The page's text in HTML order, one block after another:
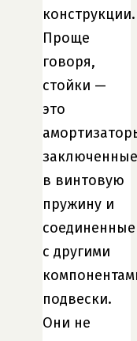
конструкции.
Проще
говоря,
стойки —
это
заключенные
в винтовую
пружину и
соединенные
с другими
подвески.
Они не